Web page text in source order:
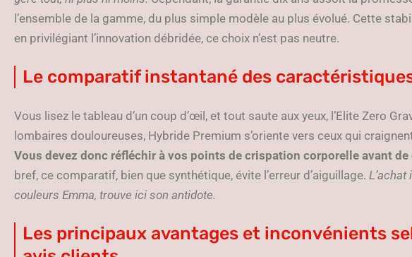
l’ensemble de la gamme, du plus simple modèle au plus évolué. Cette
en privilégiant l’innovation débridée, ce choix n’est pas neutre.
Le comparatif instantané des
Vous lisez le tableau d’un coup d’œil, et tout saute aux yeux, l’Elite Zero
lombaires douloureuses, Hybride Premium s’oriente vers ceux qui
Vous devez donc réfléchir à vos points de crispation corporelle avant de
bref, ce comparatif, bien que synthétique, évite l’erreur d’aiguillage.
couleurs Emma, trouve ici son antidote.
Les principaux avantages et inconvénients